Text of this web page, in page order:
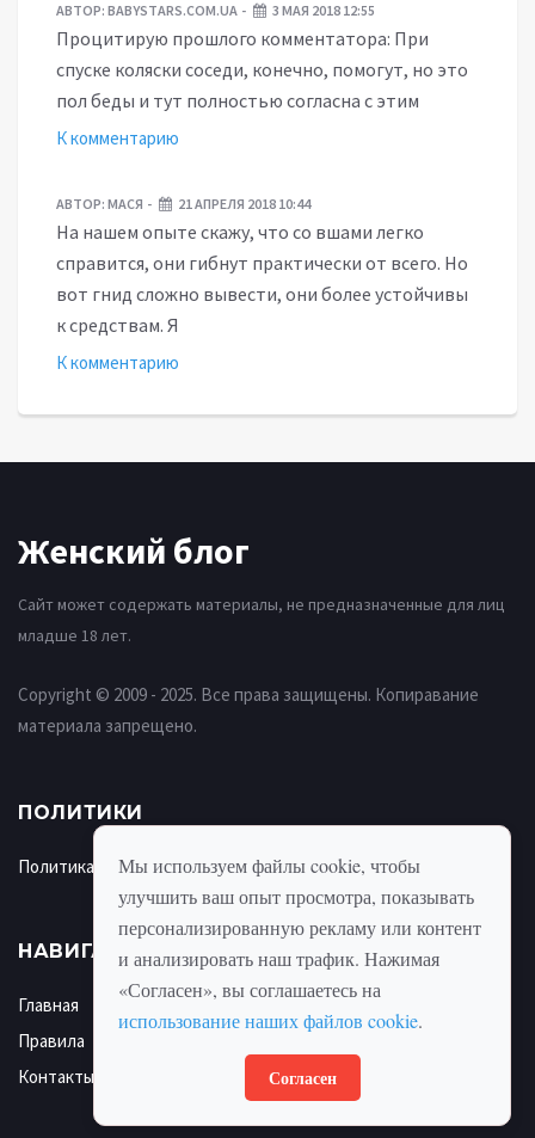
АВТОР: BABYSTARS.COM.UA 3 МАЯ 2018 12:55
Процитирую прошлого комментатора: При
спуске коляски соседи, конечно, помогут, но это
пол беды и тут полностью согласна с этим
К комментарию
АВТОР: МАСЯ 21 АПРЕЛЯ 2018 10:44
На нашем опыте скажу, что со вшами легко
справится, они гибнут практически от всего. Но
вот гнид сложно вывести, они более устойчивы
к средствам. Я
К комментарию
Женский блог
Сайт может содержать материалы, не предназначенные для лиц
младше 18 лет.
Copyright © 2009 - 2025. Все права защищены. Копиравание
материала запрещено.
ПОЛИТИКИ
Политика использования cookie
НАВИГАЦИЯ
Главная
Правила
Контакты
Мы используем файлы cookie, чтобы
улучшить ваш опыт просмотра, показывать
персонализированную рекламу или контент
и анализировать наш трафик. Нажимая
«Согласен», вы соглашаетесь на
использование наших файлов cookie.
Согласен